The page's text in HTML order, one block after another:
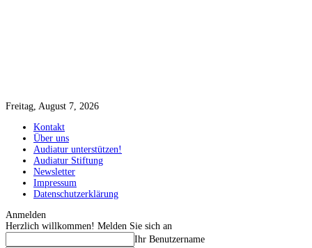
Freitag, August 7, 2026
Kontakt
Über uns
Audiatur unterstützen!
Audiatur Stiftung
Newsletter
Impressum
Datenschutzerklärung
Anmelden
Herzlich willkommen! Melden Sie sich an
Ihr Benutzername